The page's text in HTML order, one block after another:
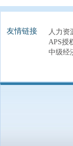
友情链接 人力资
APS授
中级经